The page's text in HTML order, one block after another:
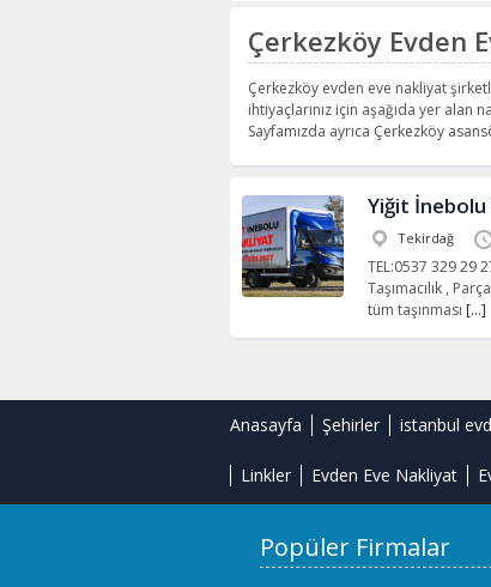
Çerkezköy Evden
Çerkezköy evden eve nakliyat
ihtiyaçlarınız için aşağıda yer
Sayfamızda ayrıca Çerkezköy
Yiğit
Tekirdağ
TEL:0537 329 29
Taşımacılık ,
tüm taşınması […]
Anasayfa Şehirler istanbul
Linkler Evden Eve Nakliyat
Popüler Firmalar